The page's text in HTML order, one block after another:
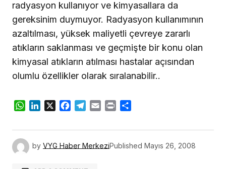
radyasyon kullanıyor ve kimyasallara da
gereksinim duymuyor. Radyasyon kullanımının
azaltılması, yüksek maliyetli çevreye zararlı
atıkların saklanması ve geçmişte bir konu olan
kimyasal atıkların atılması hastalar açısından
olumlu özellikler olarak sıralanabilir..
WhatsApp
LinkedIn
X Facebook
Telegram
Email Print
by VYG Haber MerkeziPublished Mayıs 26, 2008